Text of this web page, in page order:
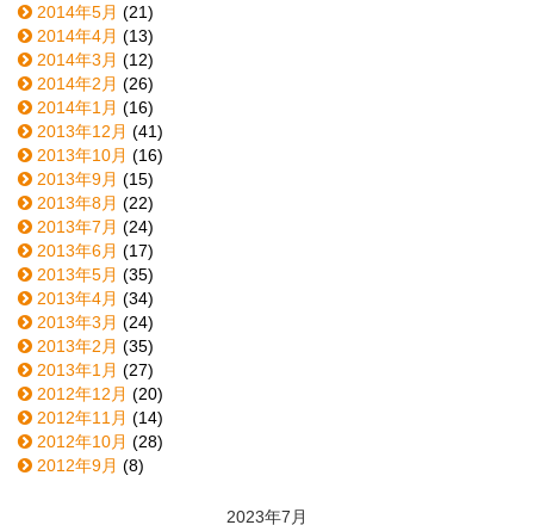
2014年5月 (21)
2014年4月 (13)
2014年3月 (12)
2014年2月 (26)
2014年1月 (16)
2013年12月 (41)
2013年10月 (16)
2013年9月 (15)
2013年8月 (22)
2013年7月 (24)
2013年6月 (17)
2013年5月 (35)
2013年4月 (34)
2013年3月 (24)
2013年2月 (35)
2013年1月 (27)
2012年12月 (20)
2012年11月 (14)
2012年10月 (28)
2012年9月 (8)
2023年7月